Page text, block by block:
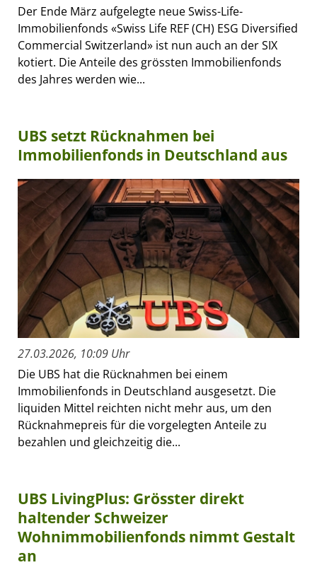
Der Ende März aufgelegte neue Swiss-Life-
Immobilienfonds «Swiss Life REF (CH) ESG Diversified
Commercial Switzerland» ist nun auch an der SIX
kotiert. Die Anteile des grössten Immobilienfonds
des Jahres werden wie...
UBS setzt Rücknahmen bei
Immobilienfonds in Deutschland aus
27.03.2026, 10:09 Uhr
Die UBS hat die Rücknahmen bei einem
Immobilienfonds in Deutschland ausgesetzt. Die
liquiden Mittel reichten nicht mehr aus, um den
Rücknahmepreis für die vorgelegten Anteile zu
bezahlen und gleichzeitig die...
UBS LivingPlus: Grösster direkt
haltender Schweizer
Wohnimmobilienfonds nimmt Gestalt
an